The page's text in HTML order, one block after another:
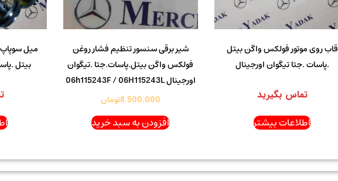
قاب روی موتور فولکس واگن بیتل
.پاسات .جتا تیگوان اورجینال
تماس بگیرید
اطلاعات بیشتر
شیر برقی سنسور تنظیم فشار روغن
فولکس واگن بیتل.پاسات.جتا .تیگوان
اورجینال 06h115243F / 06H115243L
8.500.000تومان
افزودن به سبد خرید
میل
بیتل